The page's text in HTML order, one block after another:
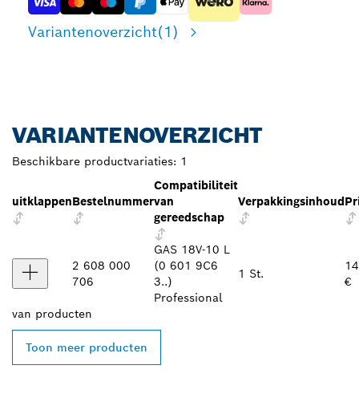
Variantenoverzicht(1)
VARIANTENOVERZICHT
Beschikbare productvariaties: 1
uitklappenBestelnummer
Compatibiliteit
van
gereedschap
Verpakkingsinhoud
2 608 000
706
GAS 18V-10 L
(0 601 9C6
3..)
Professional
1 St.
€
van producten
Toon meer producten